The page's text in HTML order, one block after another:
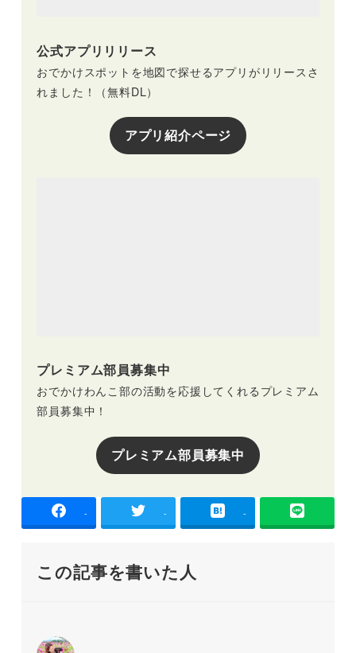
公式アプリリリース
おでかけスポットを地図で探せるアプリがリリースさ
れました！（無料DL）
アプリ紹介ページ
プレミアム部員募集中
おでかけわんこ部の活動を応援してくれるプレミアム
部員募集中！
プレミアム部員募集中
- - -
この記事を書いた人